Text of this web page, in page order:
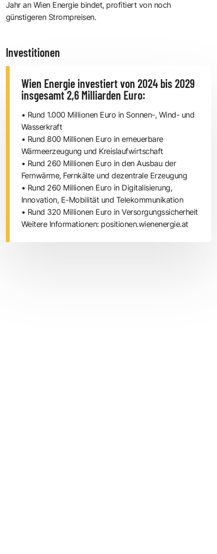
Jahr an Wien Energie bindet, profitiert von noch
günstigeren Strompreisen.
Investitionen
Wien Energie investiert von 2024 bis 2029
insgesamt 2,6 Milliarden Euro:
• Rund 1.000 Millionen Euro in Sonnen-, Wind- und
Wasserkraft
• Rund 800 Millionen Euro in erneuerbare
Wärmeerzeugung und Kreislaufwirtschaft
• Rund 260 Millionen Euro in den Ausbau der
Fernwärme, Fernkälte und dezentrale Erzeugung
• Rund 260 Millionen Euro in Digitalisierung,
Innovation, E-Mobilität und Telekommunikation
• Rund 320 Millionen Euro in Versorgungssicherheit
Weitere Informationen: positionen.wienenergie.at